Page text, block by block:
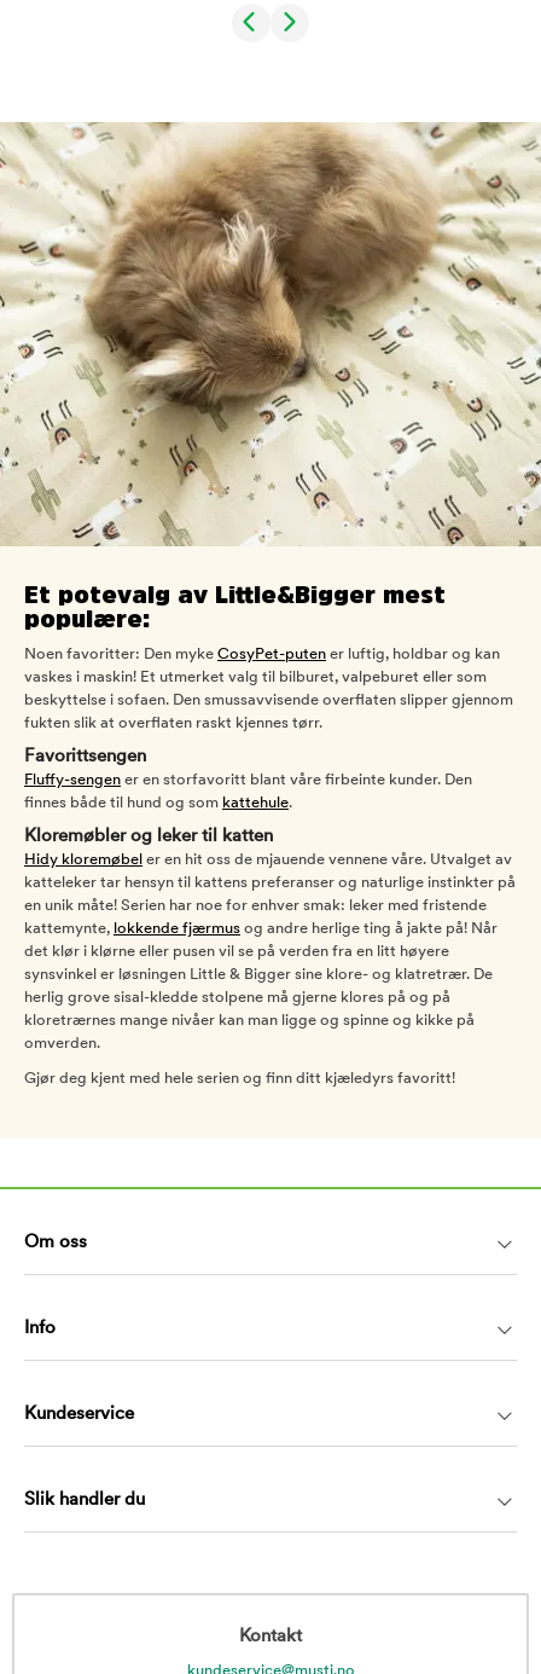
Et potevalg av Little&Bigger mest
populære:
Noen favoritter: Den myke CosyPet-puten er luftig, holdbar og kan
vaskes i maskin! Et utmerket valg til bilburet, valpeburet eller som
beskyttelse i sofaen. Den smussavvisende overflaten slipper gjennom
fukten slik at overflaten raskt kjennes tørr.
Favorittsengen
Fluffy-sengen er en storfavoritt blant våre firbeinte kunder. Den
finnes både til hund og som kattehule.
Kloremøbler og leker til katten
Hidy kloremøbel er en hit oss de mjauende vennene våre. Utvalget av
katteleker tar hensyn til kattens preferanser og naturlige instinkter på
en unik måte! Serien har noe for enhver smak: leker med fristende
kattemynte, lokkende fjærmus og andre herlige ting å jakte på! Når
det klør i klørne eller pusen vil se på verden fra en litt høyere
synsvinkel er løsningen Little & Bigger sine klore- og klatretrær. De
herlig grove sisal-kledde stolpene må gjerne klores på og på
kloretrærnes mange nivåer kan man ligge og spinne og kikke på
omverden.
Gjør deg kjent med hele serien og finn ditt kjæledyrs favoritt!
Om oss
Info
Kundeservice
Slik handler du
Kontakt